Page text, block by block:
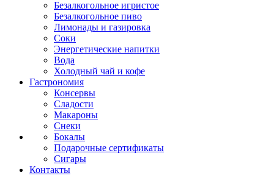
Безалкогольное игристое
Безалкогольное пиво
Лимонады и газировка
Соки
Энергетические напитки
Вода
Холодный чай и кофе
Гастрономия
Консервы
Сладости
Макароны
Снеки
Бокалы
Подарочные сертификаты
Сигары
Контакты